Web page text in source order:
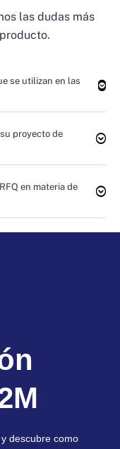
las dudas más
se utilizan en las
proyecto de
en materia de
descubre como